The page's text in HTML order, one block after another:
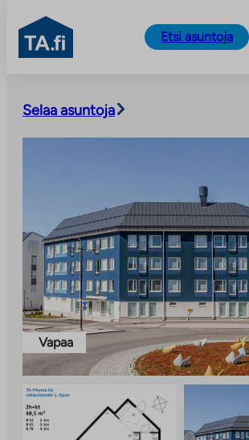
sisältöön
TA.fi
Etsi asuntoja
Selaa asuntoja
Vapaa